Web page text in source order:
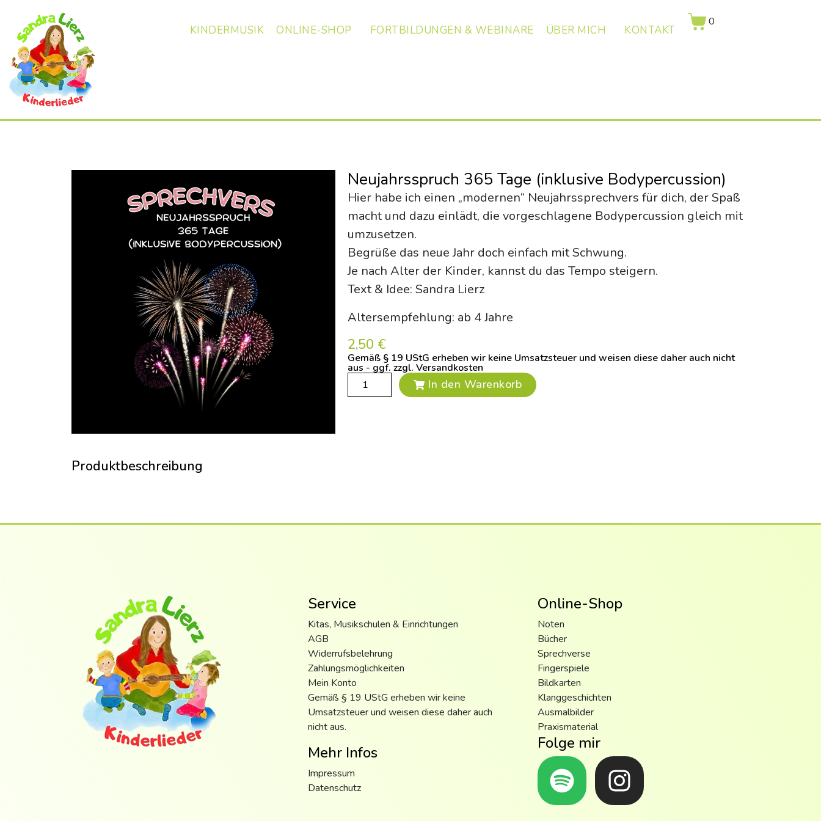
KINDERMUSIK ONLINE-SHOP FORTBILDUNGEN & WEBINARE ÜBER MICH KONTAKT
0
Neujahrsspruch 365 Tage (inklusive Bodypercussion)
Hier habe ich einen „modernen“ Neujahrssprechvers für dich, der Spaß
macht und dazu einlädt, die vorgeschlagene Bodypercussion gleich mit
umzusetzen.
Begrüße das neue Jahr doch einfach mit Schwung.
Je nach Alter der Kinder, kannst du das Tempo steigern.
Text & Idee: Sandra Lierz
Altersempfehlung: ab 4 Jahre
2,50 €
Gemäß § 19 UStG erheben wir keine Umsatzsteuer und weisen diese daher auch nicht
aus - ggf. zzgl. Versandkosten
In den Warenkorb
Produktbeschreibung
Service
Kitas, Musikschulen & Einrichtungen
AGB
Widerrufsbelehrung
Zahlungsmöglichkeiten
Mein Konto
Gemäß § 19 UStG erheben wir keine
Umsatzsteuer und weisen diese daher auch
nicht aus.
Mehr Infos
Impressum
Datenschutz
Online-Shop
Noten
Bücher
Sprechverse
Fingerspiele
Bildkarten
Klanggeschichten
Ausmalbilder
Praxismaterial
Folge mir